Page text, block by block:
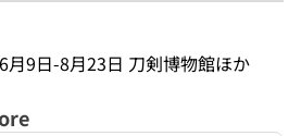
月9日-8月23日 刀剣博物館ほか